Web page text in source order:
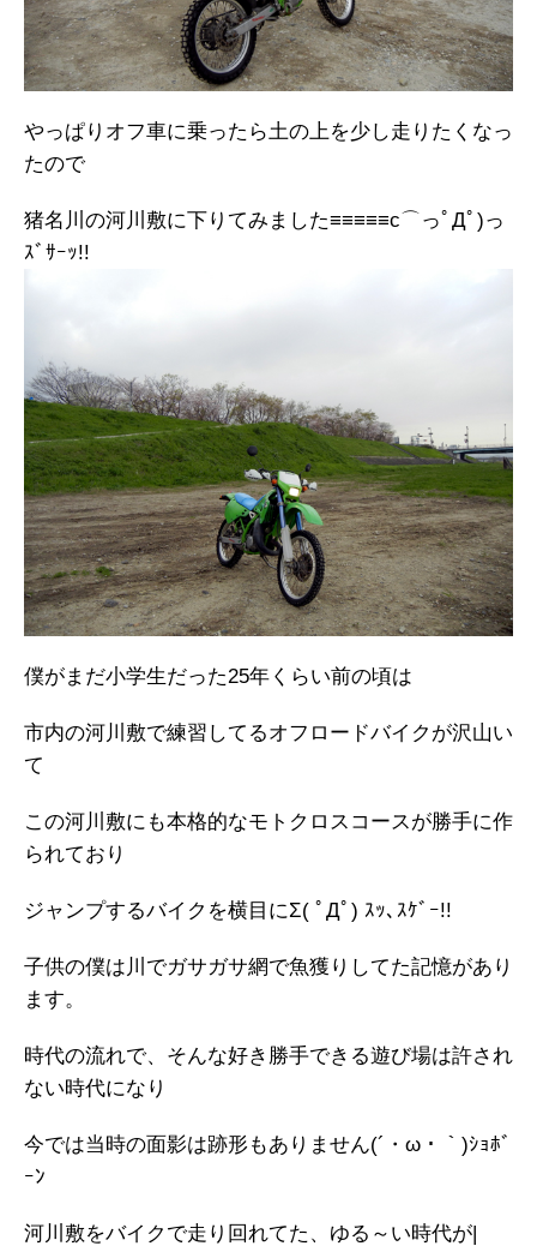
やっぱりオフ車に乗ったら土の上を少し走りたくなっ
たので
猪名川の河川敷に下りてみました≡≡≡≡≡c⌒っﾟДﾟ)っ
ｽﾞｻｰｯ!!
僕がまだ小学生だった25年くらい前の頃は
市内の河川敷で練習してるオフロードバイクが沢山い
て
この河川敷にも本格的なモトクロスコースが勝手に作
られており
ジャンプするバイクを横目にΣ( ﾟДﾟ) ｽｯ､ｽｹﾞｰ!!
子供の僕は川でガサガサ網で魚獲りしてた記憶があり
ます。
時代の流れで、そんな好き勝手できる遊び場は許され
ない時代になり
今では当時の面影は跡形もありません(´・ω・｀)ｼｮﾎﾞ
ｰﾝ
河川敷をバイクで走り回れてた、ゆる～い時代が|